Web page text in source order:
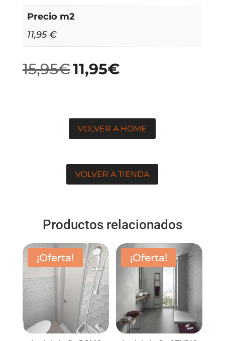
Precio m2
11,95 €
15,95€ El
15,95€.
11,95€El
11,95€.
VOLVER A HOME
VOLVER A TIENDA
Productos relacionados
¡Oferta! ¡Oferta!